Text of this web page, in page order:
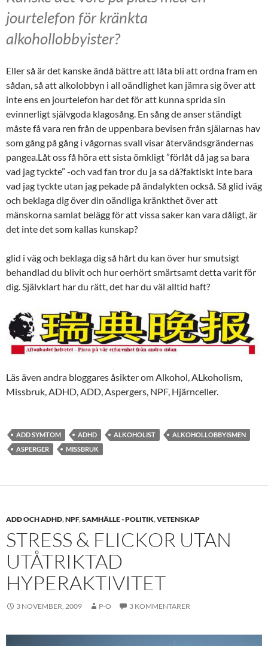
jourtelefon för kränkta
alkohollobbyister?
Eller så är det kanske ändå bättre att låta bli att ordna fram en
sådan, så att alkolobbyn i all oändlighet kan jämra sig över att
inte ens en jourtelefon har det för att kunna sprida sin
evinnerligt självgoda klagosång. En sång de anser ständigt
måste få vara ren från de uppenbara bevisen från själarnas hav
som gång på gång i vågornas svall visar återvändsgrändernas
pangea.Låt oss få höra ett sista ömkligt ”förlåt då jag sa bara
vad jag tyckte” -och vad fan tror du ja sa då?faktiskt inte bara
vad jag tyckte utan jag pekade på ändalykten också. Så glid iväg
och beklaga dig över din oändliga kränkthet över att
mänskorna samlat belägg för att vissa saker kan vara dåligt, är
det inte det som kallas kunskap?
glid i väg och beklaga dig så hårt du kan över hur smutsigt
behandlad du blivit och hur oerhört smärtsamt detta varit för
dig. Självklart har du rätt, det har du väl alltid haft?
Läs även andra bloggares åsikter om Alkohol, ALkoholism,
Missbruk, ADHD, ADD, Aspergers, NPF, Hjärnceller.
ADD SYMTOM ADHD ALKOHOLIST
ALKOHOLLOBBYISMEN
ASPERGER
MISSBRUK
ADD OCH ADHD,NPF,SAMHÄLLE - POLITIK,VETENSKAP
STRESS & FLICKOR UTAN
UTÅTRIKTAD
HYPERAKTIVITET
3 NOVEMBER, 2009 P-O 3 KOMMENTARER